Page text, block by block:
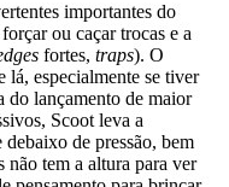
importantes do
ou caçar trocas e a
fortes, traps). O
lá, especialmente se tiver
do lançamento de maior
Scoot leva a
de pressão, bem
não tem a altura para ver